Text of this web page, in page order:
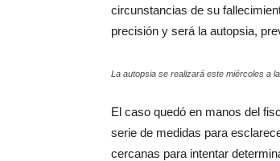
circunstancias de su
precisión y será la autopsia,
La autopsia se realizará este miércoles a
El caso quedó en manos del
serie de medidas para
cercanas para intentar